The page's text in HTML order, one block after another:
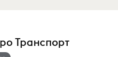
Транспорт